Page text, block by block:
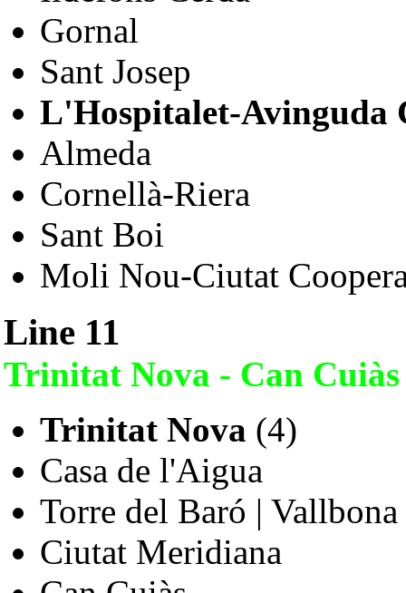
Gornal
Sant Josep
L'Hospitalet-Avinguda
Almeda
Cornellà-Riera
Sant Boi
Moli Nou-Ciutat
Line 11
Trinitat Nova - Can Cuiàs
Trinitat Nova (4)
Casa de l'Aigua
Torre del Baró | Vallbona
Ciutat Meridiana